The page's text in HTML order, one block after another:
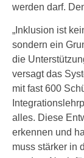
werden darf.
„Inklusion ist
sondern ein
die
versagt das
mit fast 600
alles. Diese
erkennen und
muss stärker in